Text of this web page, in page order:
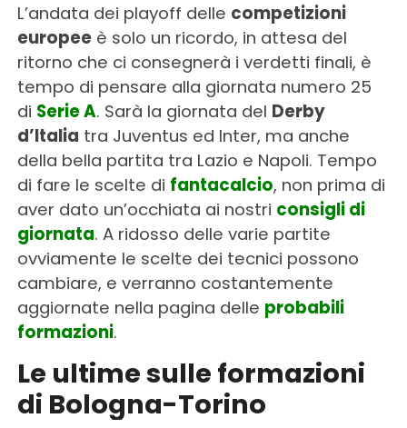
L’andata dei playoff delle competizioni
europeeè solo un ricordo, in attesa del
ritorno che ci consegnerà i verdetti finali, è
tempo di pensare alla giornata numero 25
di Serie A. Sarà la giornata del Derby
d’Italia tra Juventus ed Inter, ma anche
della bella partita tra Lazio e Napoli. Tempo
di fare le scelte di fantacalcio, non prima di
aver dato un’occhiata ai nostri consigli di
giornata. A ridosso delle varie partite
ovviamente le scelte dei tecnici possono
cambiare, e verranno costantemente
aggiornate nella pagina delle probabili
formazioni.
Le ultime sulle formazioni
di Bologna-Torino